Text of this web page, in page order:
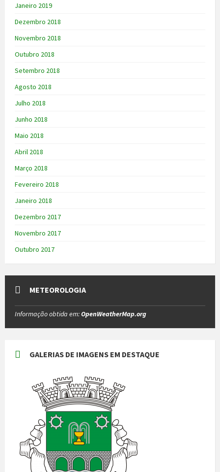
Janeiro 2019
Dezembro 2018
Novembro 2018
Outubro 2018
Setembro 2018
Agosto 2018
Julho 2018
Junho 2018
Maio 2018
Abril 2018
Março 2018
Fevereiro 2018
Janeiro 2018
Dezembro 2017
Novembro 2017
Outubro 2017
METEOROLOGIA
Informação obtida em:OpenWeatherMap.org
GALERIAS DE IMAGENS EM DESTAQUE